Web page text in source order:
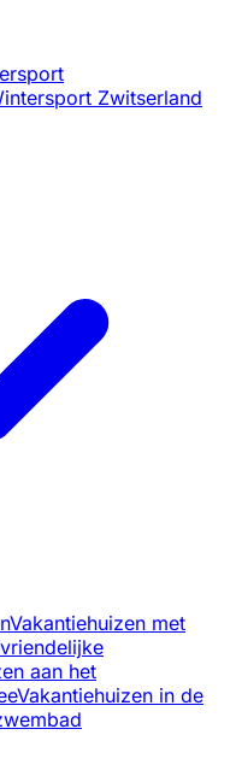
Zwitserland
Vakantiehuizen met
aan het
Vakantiehuizen in de